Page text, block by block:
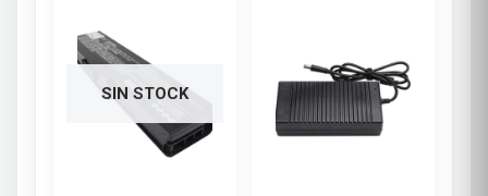
SIN STOCK